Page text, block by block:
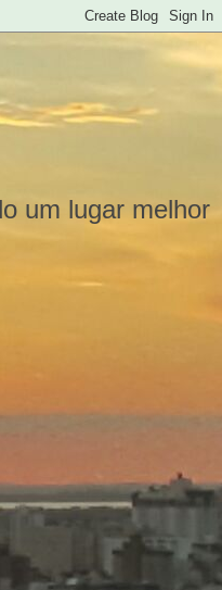
um lugar melhor